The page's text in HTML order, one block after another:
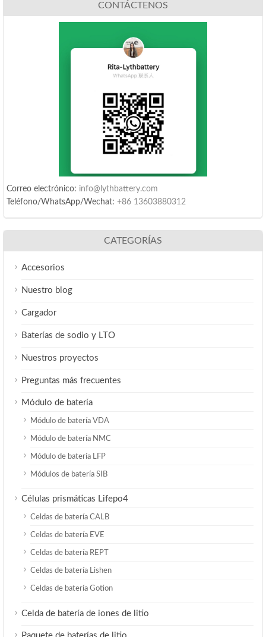
CONTÁCTENOS
Correo electrónico: info@lythbattery.com
Teléfono/WhatsApp/Wechat: +86 13603880312
CATEGORÍAS
Accesorios
Nuestro blog
Cargador
Baterías de sodio y LTO
Nuestros proyectos
Preguntas más frecuentes
Módulo de batería
Módulo de batería VDA
Módulo de batería NMC
Módulo de batería LFP
Módulos de batería SIB
Células prismáticas Lifepo4
Celdas de batería CALB
Celdas de batería EVE
Celdas de batería REPT
Celdas de batería Lishen
Celdas de batería Gotion
Celda de batería de iones de litio